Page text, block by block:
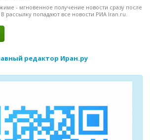
- мгновенное получение новости сразу после
рассылку попадают все новости РИА Iran.ru.
редактор Иран.ру